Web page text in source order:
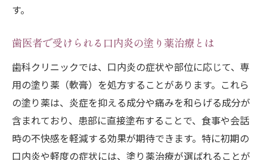
す。
歯医者で受けられる口内炎の塗り薬治療とは
歯科クリニックでは、口内炎の症状や部位に応じて、専
用の塗り薬（軟膏）を処方することがあります。これら
の塗り薬は、炎症を抑える成分や痛みを和らげる成分が
含まれており、患部に直接塗布することで、食事や会話
時の不快感を軽減する効果が期待できます。特に初期の
口内炎や軽度の症状には、塗り薬治療が選ばれることが